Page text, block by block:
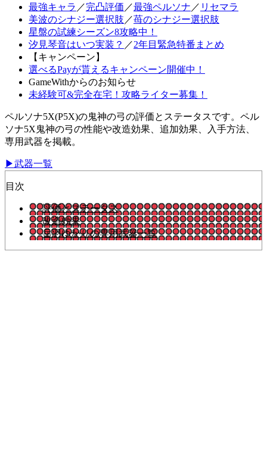
最強キャラ ／完凸評価 ／最強ペルソナ ／ リセマラ
美波のシナジー選択肢 ／苺のシナジー選択肢
星盤の試練シーズン8攻略中！
汐見琴音はいつ実装？ ／2年目緊急特番まとめ
【キャンペーン】
選べるPayが貰えるキャンペーン開催中！
GameWithからのお知らせ
未経験可&完全在宅！攻略ライター募集！
ペルソナ5X(P5X)の鬼神の弓の評価とステータスです。ペル
ソナ5X鬼神の弓の性能や改造効果、追加効果、入手方法、
専用武器を掲載。
▶武器一覧
目次
評価とステータス
改造効果
岳羽ゆかりの専用武器一覧